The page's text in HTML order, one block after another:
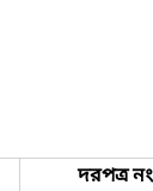
দরপত্র নং